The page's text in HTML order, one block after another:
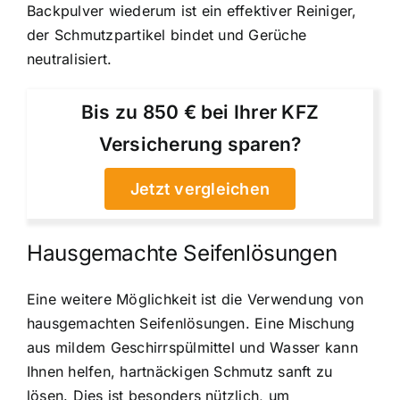
Backpulver wiederum ist ein effektiver Reiniger,
der Schmutzpartikel bindet und Gerüche
neutralisiert.
Bis zu 850 € bei Ihrer KFZ
Versicherung sparen?
Jetzt vergleichen
Hausgemachte Seifenlösungen
Eine weitere Möglichkeit ist die Verwendung von
hausgemachten Seifenlösungen. Eine Mischung
aus mildem Geschirrspülmittel und Wasser kann
Ihnen helfen, hartnäckigen Schmutz sanft zu
lösen. Dies ist besonders nützlich, um